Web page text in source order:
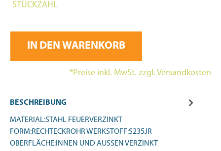
STÜCKZAHL
IN DEN WARENKORB
*Preise inkl. MwSt. zzgl. Versandkosten
BESCHREIBUNG
MATERIAL:STAHL FEUERVERZINKT
FORM:RECHTECKROHR WERKSTOFF:S235JR
OBERFLÄCHE:INNEN UND AUSSEN VERZINKT